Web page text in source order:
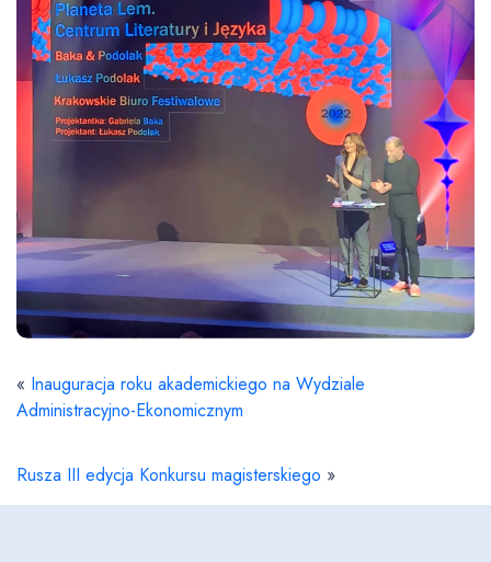
« Inauguracja roku akademickiego na Wydziale
Administracyjno-Ekonomicznym
Rusza III edycja Konkursu magisterskiego »